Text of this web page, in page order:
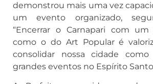
demonstrou mais uma vez
um evento organizado,
“Encerrar o Carnapari com
como o do Art Popular é
consolidar nossa cidade
grandes eventos no Espírito